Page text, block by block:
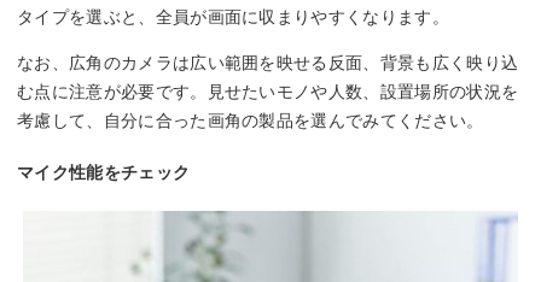
タイプを選ぶと、全員が画面に収まりやすくなります。
なお、広角のカメラは広い範囲を映せる反面、背景も広く映り込
む点に注意が必要です。見せたいモノや人数、設置場所の状況を
考慮して、自分に合った画角の製品を選んでみてください。
マイク性能をチェック